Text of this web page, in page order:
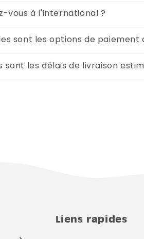
vous à l'international ?
sont les options de
sont les délais de livraison
Liens rapides